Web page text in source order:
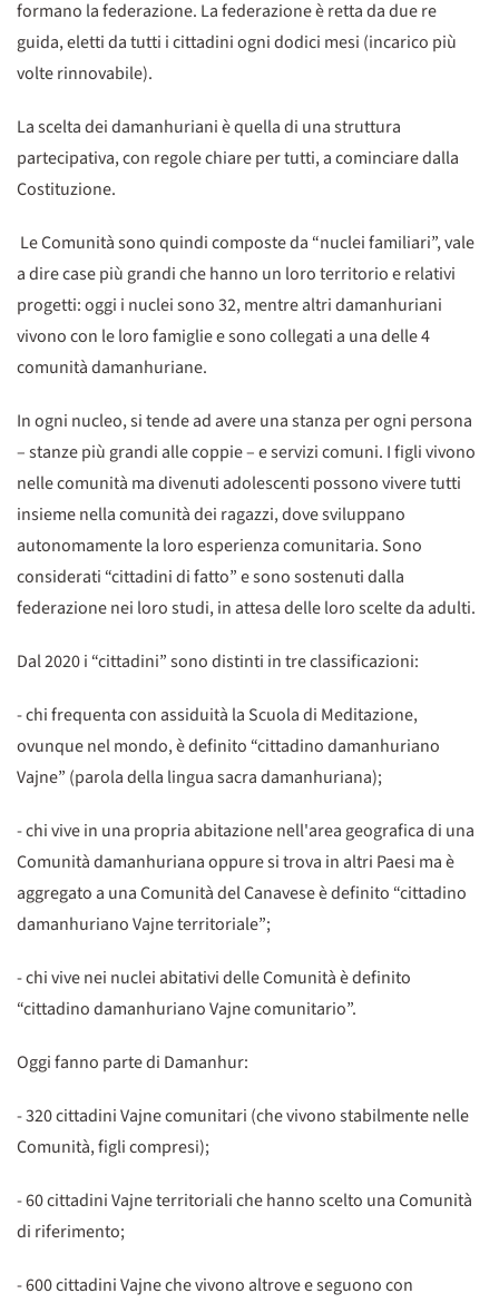
formano la federazione. La federazione è retta da due re
guida, eletti da tutti i cittadini ogni dodici mesi (incarico più
volte rinnovabile).
La scelta dei damanhuriani è quella di una struttura
partecipativa, con regole chiare per tutti, a cominciare dalla
Costituzione.
Le Comunità sono quindi composte da “nuclei familiari”, vale
a dire case più grandi che hanno un loro territorio e relativi
progetti: oggi i nuclei sono 32, mentre altri damanhuriani
vivono con le loro famiglie e sono collegati a una delle 4
comunità damanhuriane.
In ogni nucleo, si tende ad avere una stanza per ogni persona
– stanze più grandi alle coppie – e servizi comuni. I figli vivono
nelle comunità ma divenuti adolescenti possono vivere tutti
insieme nella comunità dei ragazzi, dove sviluppano
autonomamente la loro esperienza comunitaria. Sono
considerati “cittadini di fatto” e sono sostenuti dalla
federazione nei loro studi, in attesa delle loro scelte da adulti.
Dal 2020 i “cittadini” sono distinti in tre classificazioni:
- chi frequenta con assiduità la Scuola di Meditazione,
ovunque nel mondo, è definito “cittadino damanhuriano
Vajne” (parola della lingua sacra damanhuriana);
- chi vive in una propria abitazione nell'area geografica di una
Comunità damanhuriana oppure si trova in altri Paesi ma è
aggregato a una Comunità del Canavese è definito “cittadino
damanhuriano Vajne territoriale”;
- chi vive nei nuclei abitativi delle Comunità è definito
“cittadino damanhuriano Vajne comunitario”.
Oggi fanno parte di Damanhur:
- 320 cittadini Vajne comunitari (che vivono stabilmente nelle
Comunità, figli compresi);
- 60 cittadini Vajne territoriali che hanno scelto una Comunità
di riferimento;
- 600 cittadini Vajne che vivono altrove e seguono con